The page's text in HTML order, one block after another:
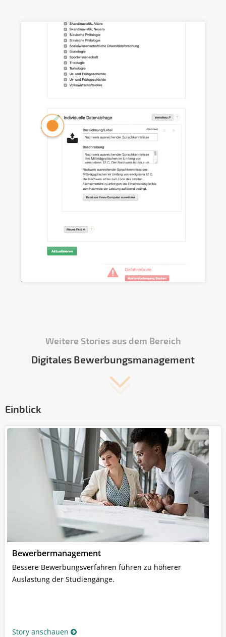
Weitere Stories aus dem Bereich
Digitales Bewerbungsmanagement
Einblick
Bewerbermanagement
Bessere Bewerbungsverfahren führen zu höherer
Auslastung der Studiengänge.
Story anschauen